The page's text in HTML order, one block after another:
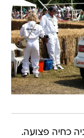
כחיה פצועה.